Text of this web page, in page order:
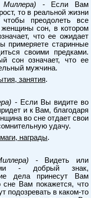
- Если Вам
то в реальной жизни
преодолеть все
сон, в котором
что ее ожидает
примеряете старинные
своими предками.
сон означает, что ее
мужчина.
занятия.
- Если Вы видите во
и к Вам, благодаря
во сне отдает свои
удачу.
награды.
- Видеть или
- добрый знак,
дела принесут Вам
сне Вам покажется, что
подозревать в каком-то